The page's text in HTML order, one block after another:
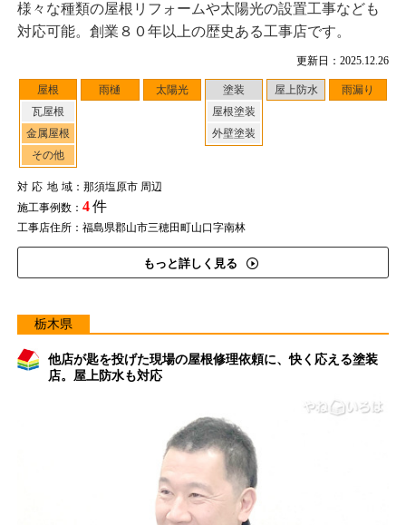
更新日：2025.12.26
屋根
瓦屋根
金属屋根
その他
雨樋 太陽光
塗装
屋根塗装
外壁塗装
屋上防水 雨漏り
対応地域：那須塩原市 周辺
施工事例数： 4件
工事店住所：福島県郡山市三穂田町山口字南林
もっと詳しく見る
様々な種類の屋根リフォームや太陽光の設置工事なども
対応可能。創業８０年以上の歴史ある工事店です。
栃木県
他店が匙を投げた現場の屋根修理依頼に、快く応える塗装
店。屋上防水も対応